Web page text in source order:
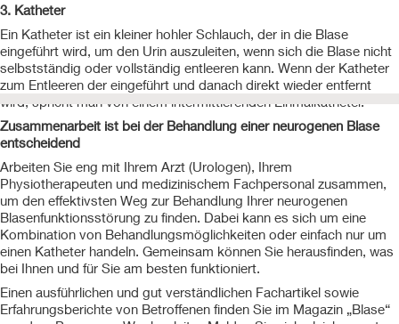
3. Katheter
Ein Katheter ist ein kleiner hohler Schlauch, der in die Blase
eingeführt wird, um den Urin auszuleiten, wenn sich die Blase nicht
selbstständig oder vollständig entleeren kann. Wenn der Katheter
zum Entleeren der eingeführt und danach direkt wieder entfernt
wird, spricht man von einem intermittierenden Einmalkatheter.
Zusammenarbeit ist bei der Behandlung einer neurogenen Blase
entscheidend
Arbeiten Sie eng mit Ihrem Arzt (Urologen), Ihrem
Physiotherapeuten und medizinischem Fachpersonal zusammen,
um den effektivsten Weg zur Behandlung Ihrer neurogenen
Blasenfunktionsstörung zu finden. Dabei kann es sich um eine
Kombination von Behandlungsmöglichkeiten oder einfach nur um
einen Katheter handeln. Gemeinsam können Sie herausfinden, was
bei Ihnen und für Sie am besten funktioniert.
Einen ausführlichen und gut verständlichen Fachartikel sowie
Erfahrungsberichte von Betroffenen finden Sie im Magazin „Blase“